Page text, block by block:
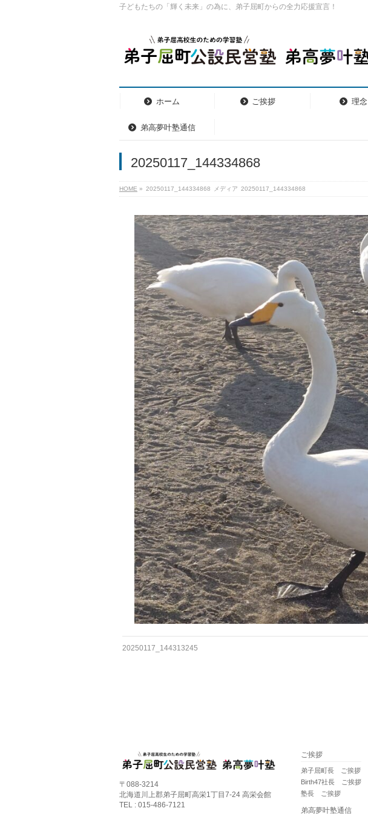
子どもたちの「輝く未来」の為に、弟子屈町からの全力応援宣言！
ホーム ご挨拶 理念
弟高夢叶塾通信
20250117_144334868
HOME » 20250117_144334868 メディア 20250117_144334868
20250117_144313245
〒088-3214
北海道川上郡弟子屈町高栄1丁目7-24 高栄会館
TEL : 015-486-7121
ご挨拶
弟子屈町長 ご挨拶
Birth47社長 ご挨拶
塾長 ご挨拶
弟高夢叶塾通信